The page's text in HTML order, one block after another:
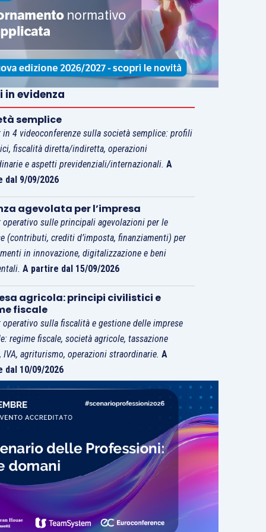
in evidenza
semplice
in 4 videoconferenze sulla società semplice: profili
fiscalità diretta/indiretta, operazioni
e aspetti previdenziali/internazionali.A
dal 9/09/2026
agevolata per l’impresa
operativo sulle principali agevolazioni per le
(contributi, crediti d’imposta, finanziamenti) per
in innovazione, digitalizzazione e beni
A partire dal 15/09/2026
agricola: principi civilistici e
fiscale
operativo sulla fiscalità e gestione delle imprese
regime fiscale, società agricole, tassazione
IVA, agriturismo, operazioni straordinarie.A
dal 10/09/2026